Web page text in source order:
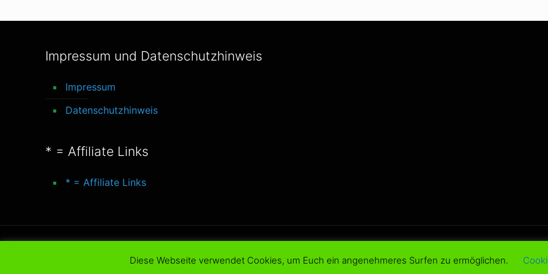
Impressum und Datenschutzhinweis
Impressum
Datenschutzhinweis
* = Affiliate Links
* = Affiliate Links
Diese Webseite verwendet Cookies, um Euch ein angenehmeres Surfen zu ermöglichen.